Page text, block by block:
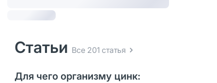
Статьи Все 201 статья
Для чего организму цинк: